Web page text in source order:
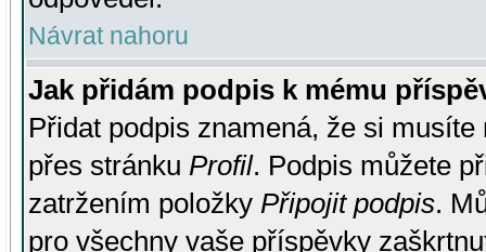
Návrat nahoru
Jak přidám podpis k mému
Přidat podpis znamená, že si
přes stránku Profil. Podpis můžete
zatržením položky Připojit podpis.
pro všechny vaše příspěvky